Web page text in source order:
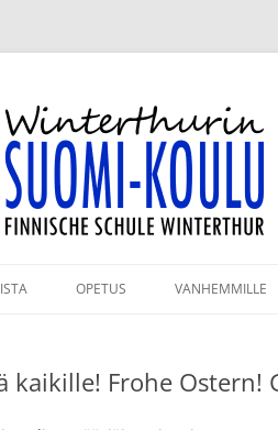
OPETUS
KOULUPÄIVÄT 2026–2027
TAPAHTUMAKALENTERI
VANHEMMILLE
KIRJASTO
kaikille! Frohe Ostern!